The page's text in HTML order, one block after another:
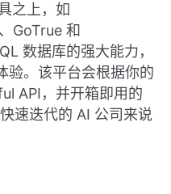
之上，如
GoTrue 和
数据库的强大能力，
验。该平台会根据你的
API，并开箱即用的
速迭代的 AI 公司来说